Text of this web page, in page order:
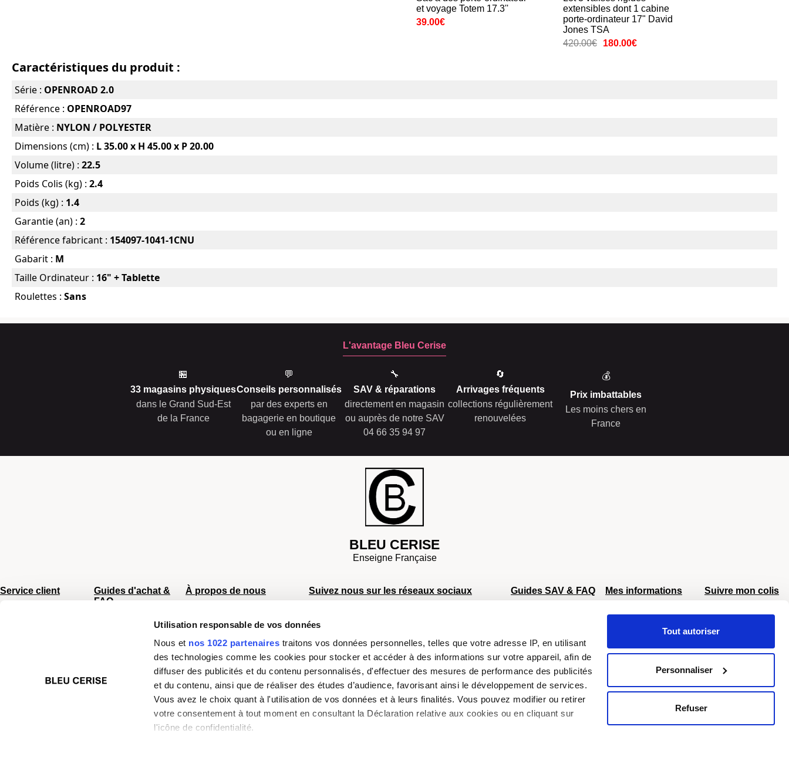
Utilisation responsable de vos données
Nous et nos 1022 partenaires traitons vos données personnelles, telles que votre adresse IP, en utilisant
des technologies comme les cookies pour stocker et accéder à des informations sur votre appareil, afin de
diffuser des publicités et du contenu personnalisés, d'effectuer des mesures de performance des publicités
et du contenu, ainsi que de réaliser des études d’audience, favorisant ainsi le développement de services.
Vous avez le choix quant à l'utilisation de vos données et à leurs finalités. Vous pouvez modifier ou retirer
votre consentement à tout moment en consultant la Déclaration relative aux cookies ou en cliquant sur
l'icône de confidentialité.
Tout autoriser
Personnaliser
Refuser
et voyage Totem 17.3''
39.00€
extensibles dont 1 cabine
porte-ordinateur 17" David
Jones TSA
420.00€
180.00€
Caractéristiques du produit :
Série : OPENROAD 2.0
Référence : OPENROAD97
Matière : NYLON / POLYESTER
Dimensions (cm) : L 35.00 x H 45.00 x P 20.00
Volume (litre) : 22.5
Poids Colis (kg) : 2.4
Poids (kg) : 1.4
Garantie (an) : 2
Référence fabricant : 154097-1041-1CNU
Gabarit : M
Taille Ordinateur : 16" + Tablette
Roulettes : Sans
L'avantage Bleu Cerise
🏪
33 magasins physiques
dans le Grand Sud-Est
de la France
💬
Conseils personnalisés
par des experts en
bagagerie en boutique
ou en ligne
🔧
SAV & réparations
directement en magasin
ou auprès de notre SAV
04 66 35 94 97
🔄
Arrivages fréquents
collections régulièrement
renouvelées
💰
Prix imbattables
Les moins chers en
France
BLEU CERISE
Enseigne Française
Service client
Guides d'achat &
FAQ
Bagagerie
Choisir un cadenas
À propos de nous
Chiffres clés
Mentions légales
Plan du site
Paiement sécurisé
Suivez nous sur les réseaux sociaux
Facebook Instagram TikTok Youtube
Moyens de paiement
Guides SAV & FAQ
SAV Samsonite
Dégâts
aéroportuaires
Mes informations
Retour et échange
dès 40€
Suivre mon colis